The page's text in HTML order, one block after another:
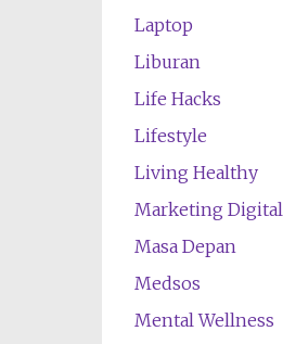
Laptop
Liburan
Life Hacks
Lifestyle
Living Healthy
Marketing Digital
Masa Depan
Medsos
Mental Wellness